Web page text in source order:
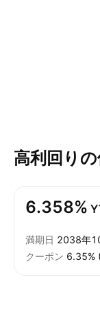
高利回り
6.358%
満期日 2038年
クーポン 6.35%